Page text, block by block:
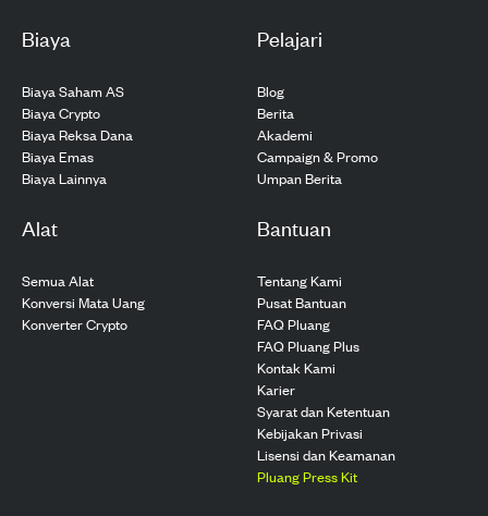
Biaya
Biaya Saham AS
Biaya Crypto
Biaya Reksa Dana
Biaya Emas
Biaya Lainnya
Pelajari
Blog
Berita
Akademi
Campaign & Promo
Umpan Berita
Alat
Semua Alat
Konversi Mata Uang
Konverter Crypto
Bantuan
Tentang Kami
Pusat Bantuan
FAQ Pluang
FAQ Pluang Plus
Kontak Kami
Karier
Syarat dan Ketentuan
Kebijakan Privasi
Lisensi dan Keamanan
Pluang Press Kit